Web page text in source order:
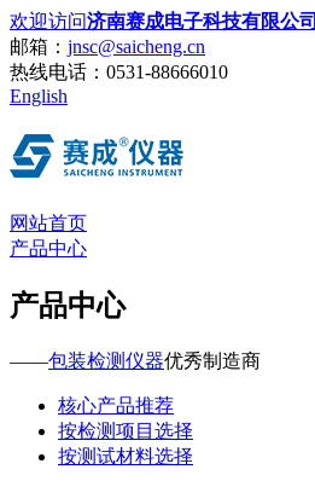
欢迎访问济南赛成电子科技有限公司
邮箱： jnsc@saicheng.cn
热线电话： 0531-88666010
English
网站首页
产品中心
产品中心
——包装检测仪器优秀制造商
核心产品推荐
按检测项目选择
按测试材料选择